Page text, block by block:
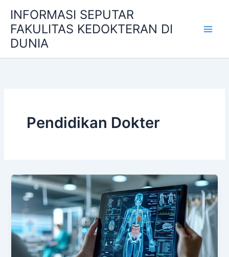
content
INFORMASI SEPUTAR
FAKULITAS KEDOKTERAN DI
DUNIA
Pendidikan Dokter